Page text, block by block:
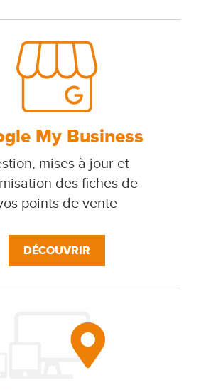
My Business
mises à jour et
des fiches de
points de vente
DÉCOUVRIR